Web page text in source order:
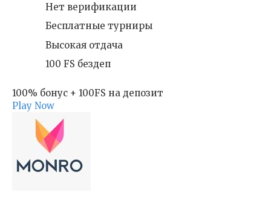
Нет верификации
Бесплатные турниры
Высокая отдача
100 FS бездеп
100% бонус + 100FS на депозит
Play Now